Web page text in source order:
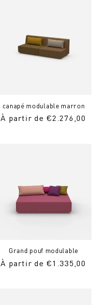
canapé modulable marron
Prix
À partir de €2.276,00
Grand pouf modulable
Prix
À partir de €1.335,00